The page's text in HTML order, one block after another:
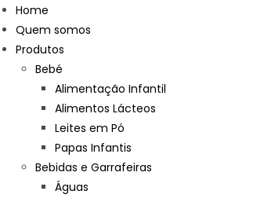
Home
Quem somos
Produtos
Bebé
Alimentação Infantil
Alimentos Lácteos
Leites em Pó
Papas Infantis
Bebidas e Garrafeiras
Águas